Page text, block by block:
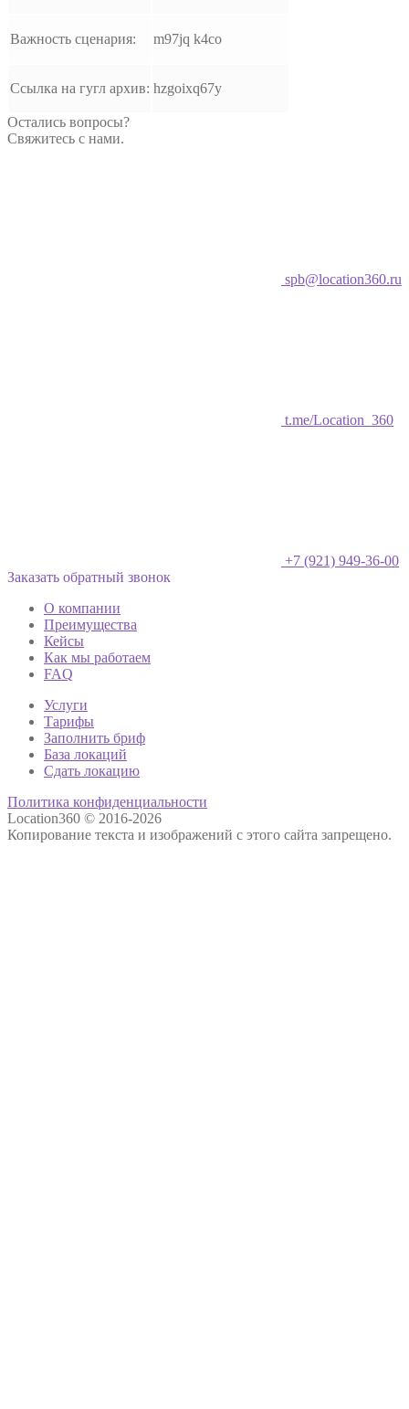
Важность сценария: m97jq k4co
Ссылка на гугл архив: hzgoixq67y
Остались вопросы?
Свяжитесь с нами.
spb@location360.ru
t.me/Location_360
+7 (921) 949-36-00
Заказать обратный звонок
О компании
Преимущества
Кейсы
Как мы работаем
FAQ
Услуги
Тарифы
Заполнить бриф
База локаций
Сдать локацию
Политика конфиденциальности
Location360 © 2016-2026
Копирование текста и изображений с этого сайта запрещено.